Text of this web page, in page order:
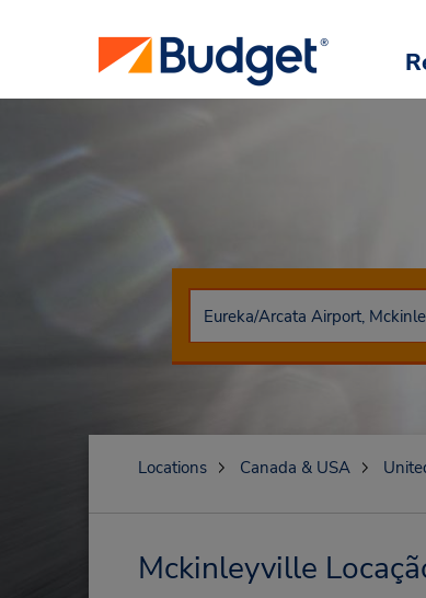
Locations Canada & USA
Mckinleyville